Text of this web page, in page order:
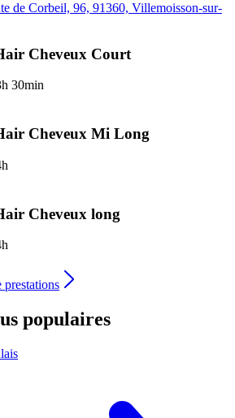
de Corbeil, 96, 91360, Villemoisson-sur-
Cheveux Court
30min
Cheveux Mi Long
Cheveux long
populaires